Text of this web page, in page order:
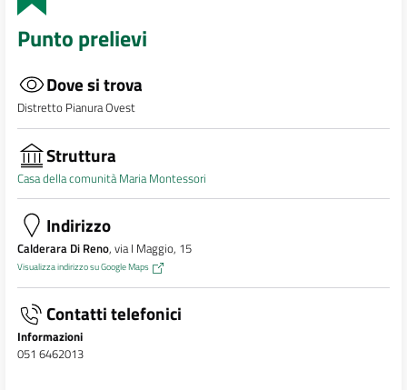
Punto prelievi
Dove si trova
Distretto Pianura Ovest
Struttura
Casa della comunità Maria Montessori
Indirizzo
Calderara Di Reno, via I Maggio, 15
Visualizza indirizzo su Google Maps
Contatti telefonici
Informazioni
051 6462013